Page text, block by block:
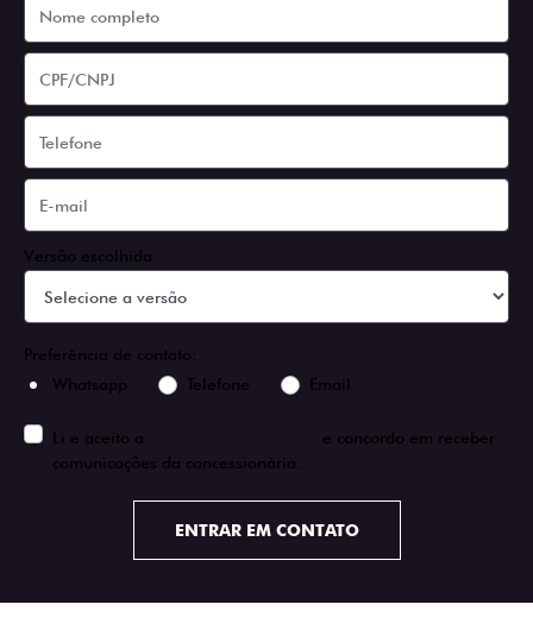
Versão escolhida
Preferência de contato:
Whatsapp
Telefone Email
Li e aceito a
e concordo em receber
comunicações da concessionária.
ENTRAR EM CONTATO